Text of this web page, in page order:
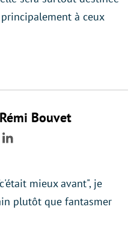
à ceux
Rémi Bouvet
LinkedIn
mieux avant", je
plutôt que fantasmer